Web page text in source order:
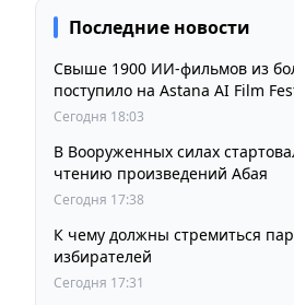
Последние новости
Свыше 1900 ИИ-фильмов из
поступило на Astana AI Film
Сегодня 18:03
В Вооруженных силах
чтению произведений Абая
Сегодня 17:38
К чему должны стремиться
избирателей
Сегодня 17:31